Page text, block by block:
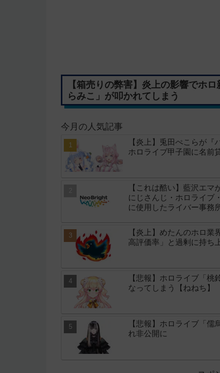
【箱売りの弊害】炎上の影響でホ
らみこ」が叩かれてしまう
今月の人気記事
【炎上】兎田ぺこらが
ホロライブ甲子園に名前
【これは酷い】藍沢エ
にじさんじ・ホロライブ
に使用したライバー事務
【炎上】めたんのホロ
高評価率」と過剰に持ち
【悲報】ホロライブ「
なってしまう【ねねち】
【悲報】ホロライブ「
れ非公開に